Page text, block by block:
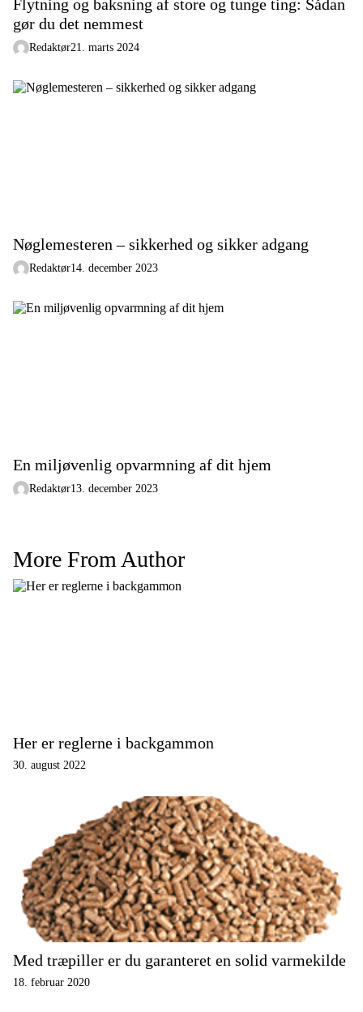
Flytning og baksning af store og tunge ting: Sådan
gør du det nemmest
Redaktør21. marts 2024
Nøglemesteren – sikkerhed og sikker adgang
Redaktør14. december 2023
En miljøvenlig opvarmning af dit hjem
Redaktør13. december 2023
More From Author
Her er reglerne i backgammon
30. august 2022
Med træpiller er du garanteret en solid varmekilde
18. februar 2020